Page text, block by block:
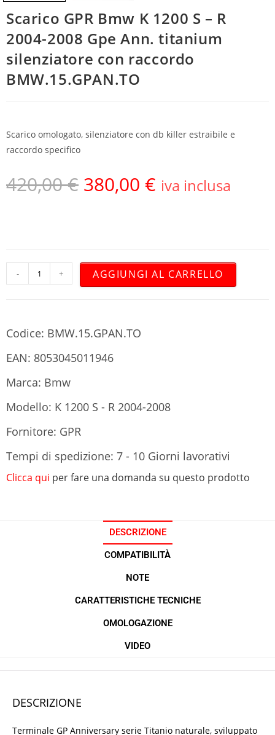
Scarico GPR Bmw K 1200 S – R
2004-2008 Gpe Ann. titanium
silenziatore con raccordo
BMW.15.GPAN.TO
Scarico omologato, silenziatore con db killer estraibile e
raccordo specifico
420,00€ 380,00 € iva inclusa
- + AGGIUNGI AL CARRELLO
Codice: BMW.15.GPAN.TO
EAN: 8053045011946
Marca: Bmw
Modello: K 1200 S - R 2004-2008
Fornitore: GPR
Tempi di spedizione: 7 - 10 Giorni lavorativi
Clicca qui per fare una domanda su questo prodotto
DESCRIZIONE
COMPATIBILITÀ
NOTE
CARATTERISTICHE TECNICHE
OMOLOGAZIONE
VIDEO
DESCRIZIONE
Terminale GP Anniversary serie Titanio naturale, sviluppato